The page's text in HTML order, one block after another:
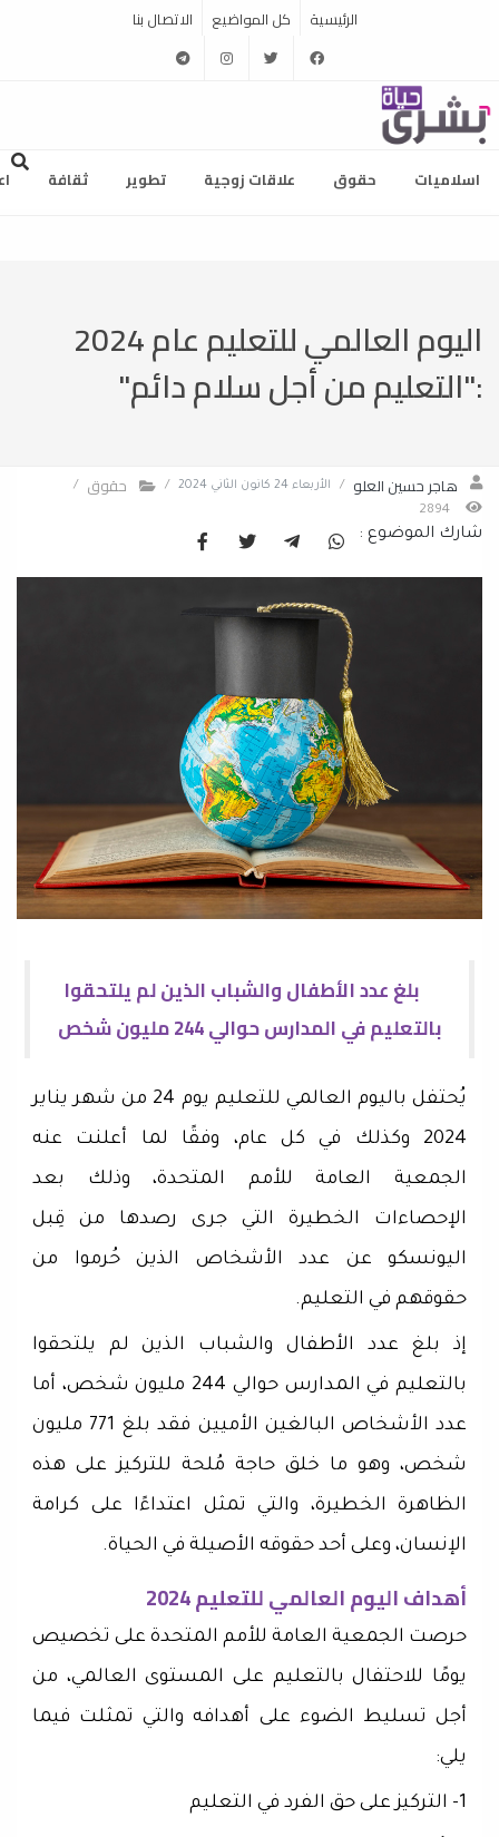
الرئيسية كل المواضيع الاتصال بنا
facebook
twitter
instagram
telegram
اسلاميات حقوق علاقات زوجية تطوير ثقافة
اليوم العالمي للتعليم عام 2024
:"التعليم من أجل سلام دائم"
هاجر حسين العلو / الأربعاء 24 كانون الثاني 2024 / حقوق
/
2894
شارك الموضوع :
بلغ عدد الأطفال والشباب الذين لم يلتحقوا
بالتعليم في المدارس حوالي 244 مليون شخص
يُحتفل باليوم العالمي للتعليم يوم 24 من شهر يناير
2024 وكذلك في كل عام، وفقًا لما أعلنت عنه
الجمعية العامة للأمم المتحدة، وذلك بعد
الإحصاءات الخطيرة التي جرى رصدها من قِبل
اليونسكو عن عدد الأشخاص الذين حُرموا من
حقوقهم في التعليم.
إذ بلغ عدد الأطفال والشباب الذين لم يلتحقوا
بالتعليم في المدارس حوالي 244 مليون شخص، أما
عدد الأشخاص البالغين الأميين فقد بلغ 771 مليون
شخص، وهو ما خلق حاجة مُلحة للتركيز على هذه
الظاهرة الخطيرة، والتي تمثل اعتداءًا على كرامة
الإنسان، وعلى أحد حقوقه الأصيلة في الحياة.
أهداف اليوم العالمي للتعليم 2024
حرصت الجمعية العامة للأمم المتحدة على تخصيص
يومًا للاحتفال بالتعليم على المستوى العالمي، من
أجل تسليط الضوء على أهدافه والتي تمثلت فيما
يلي:
1- التركيز على حق الفرد في التعليم